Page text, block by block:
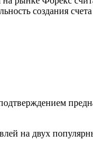
создания счета
на двух